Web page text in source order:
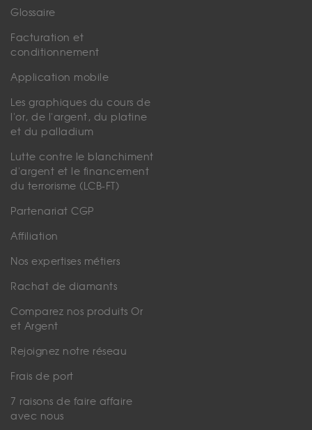
Glossaire
Facturation et
conditionnement
Application mobile
Les graphiques du cours de
l'or, de l'argent, du platine
et du palladium
Lutte contre le blanchiment
d'argent et le financement
du terrorisme (LCB-FT)
Partenariat CGP
Affiliation
Nos expertises métiers
Rachat de diamants
Comparez nos produits Or
et Argent
Rejoignez notre réseau
Frais de port
7 raisons de faire affaire
avec nous